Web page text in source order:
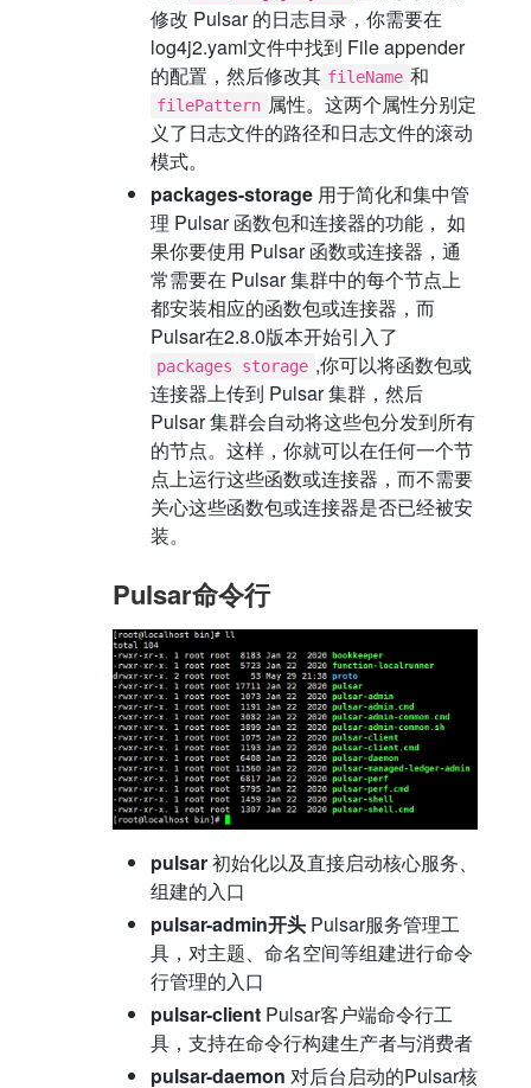
修改 Pulsar 的日志目录，你需要在
log4j2.yaml文件中找到 File appender
的配置，然后修改其 fileName 和
filePattern 属性。这两个属性分别定
义了日志文件的路径和日志文件的滚动
模式。
packages-storage用于简化和集中管
理 Pulsar 函数包和连接器的功能， 如
果你要使用 Pulsar 函数或连接器，通
常需要在 Pulsar 集群中的每个节点上
都安装相应的函数包或连接器，而
Pulsar在2.8.0版本开始引入了
packages storage ,你可以将函数包或
连接器上传到 Pulsar 集群，然后
Pulsar 集群会自动将这些包分发到所有
的节点。这样，你就可以在任何一个节
点上运行这些函数或连接器，而不需要
关心这些函数包或连接器是否已经被安
装。
Pulsar命令行
pulsar初始化以及直接启动核心服务、
组建的入口
pulsar-admin开头Pulsar服务管理工
具，对主题、命名空间等组建进行命令
行管理的入口
pulsar-clientPulsar客户端命令行工
具，支持在命令行构建生产者与消费者
pulsar-daemon 对后台启动的Pulsar核